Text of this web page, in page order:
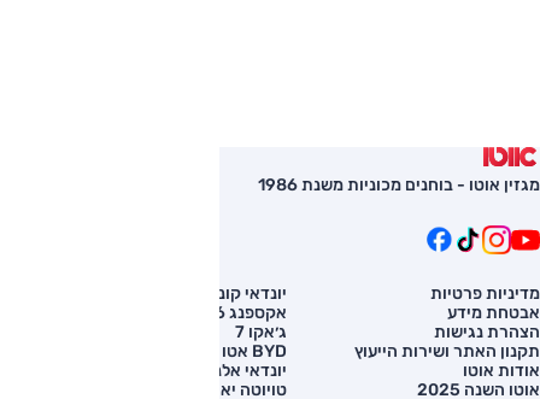
מגזין אוטו - בוחנים מכוניות משנת 1986
מדיניות פרטיות
אבטחת מידע
הצהרת נגישות
תקנון האתר ושירות הייעוץ
אודות אוטו
אוטו השנה 2025
יונדאי קונה
אקספנג G6
ג׳אקו 7
BYD אטו 3
יונדאי אלנטרה
טויוטה יאריס קרוס